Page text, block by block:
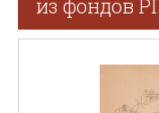
из фондов